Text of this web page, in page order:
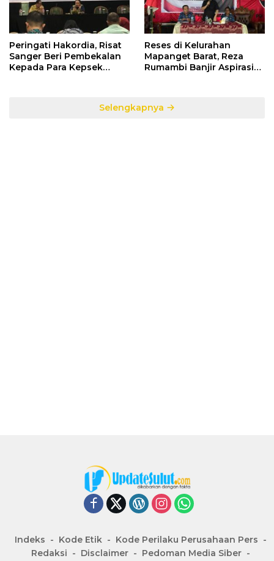
Peringati Hakordia, Risat
Sanger Beri Pembekalan
Kepada Para Kepsek
Reses di Kelurahan
Mapanget Barat, Reza
Rumambi Banjir Aspirasi
Selengkapnya
Indeks Kode Etik
Kode Perilaku Perusahaan Pers
Redaksi
Disclaimer
Pedoman Media Siber